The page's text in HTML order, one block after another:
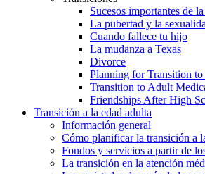
Sucesos importantes de
La pubertad y la
Cuando fallece tu hijo
La mudanza a Texas
Divorce
Planning for Transition
Transition to Adult
Friendships After High
Transición a la edad adulta
Información general
Cómo planificar la transición a
Fondos y servicios a partir de
La transición en la atención